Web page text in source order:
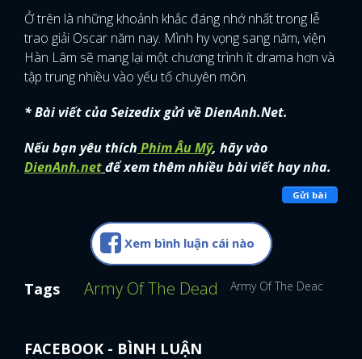
Ở trên là những khoảnh khắc đáng nhớ nhất trong lễ
trao giải Oscar năm nay. Mình hy vọng sang năm, viện
Hàn Lâm sẽ mang lại một chương trình ít drama hơn và
tập trung nhiều vào yếu tố chuyên môn.
* Bài viết của Seizedix gửi về DienAnh.Net.
Nếu bạn yêu thích Phim Âu Mỹ, hãy vào
DienAnh.netđể xem thêm nhiều bài viết hay nha.
Gửi bài
Xem bình luận cái nào
Tags Army Of The Dead Army Of The Dead
FACEBOOK - BÌNH LUẬN